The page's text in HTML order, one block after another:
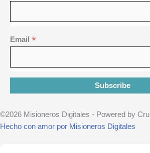
Email *
©2026 Misioneros Digitales - Powered by Cru
Hecho con amor por Misioneros Digitales